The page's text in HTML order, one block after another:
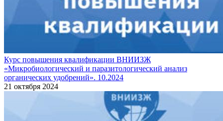
Курс повышения квалификации ВНИИЗЖ
«Микробиологический и паразитологический анализ
органических удобрений». 10.2024
21 октября 2024